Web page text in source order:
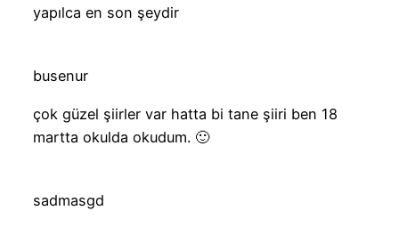
yapılca en son şeydir
busenur
çok güzel şiirler var hatta bi tane şiiri ben 18
martta okulda okudum. 🙂
sadmasgd